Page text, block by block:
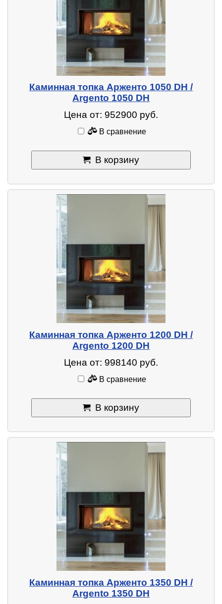
Каминная топка Арженто 1050 DH /
Argento 1050 DH
Цена от: 952900 руб.
В сравнение
В корзину
Каминная топка Арженто 1200 DH /
Argento 1200 DH
Цена от: 998140 руб.
В сравнение
В корзину
Каминная топка Арженто 1350 DH /
Argento 1350 DH